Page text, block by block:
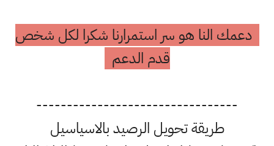
دعمك النا هو سر استمرارنا شكرا لكل شخص
قدم الدعم
---------------------------------
طريقة تحويل الرصيد بالاسياسيل